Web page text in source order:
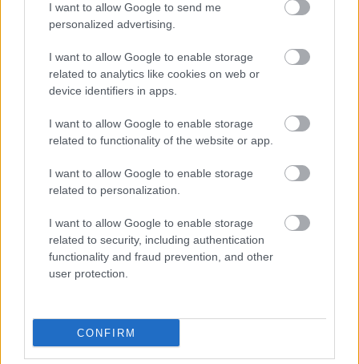
I want to allow Google to send me
personalized advertising.
I want to allow Google to enable storage
related to analytics like cookies on web or
device identifiers in apps.
I want to allow Google to enable storage
related to functionality of the website or app.
I want to allow Google to enable storage
related to personalization.
I want to allow Google to enable storage
related to security, including authentication
functionality and fraud prevention, and other
user protection.
CONFIRM
Mit tud a Minden
történetnek két oldala
legnézettebb, 104
milliószor megtekintett
sorozata?
4 dolog, amit olyan
állhatok
Kövesd a Bien.hu cikkeit aGoogle Hírek-ben
IRODA KARÁCSONY KARÁCSONYI AJÁNDÉK
KARÁCSONYI AJÁNDÉK ÖTLETEK MUNKAHELY
HOZZÁSZÓLÁSOK